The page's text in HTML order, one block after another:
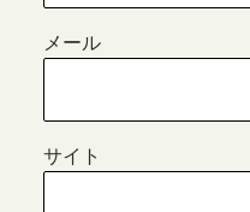
メール
サイト